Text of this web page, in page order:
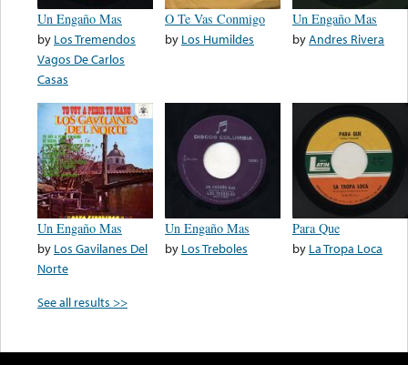
Un Engaño Mas
by Los Tremendos
Vagos De Carlos
Casas
O Te Vas Conmigo
by Los Humildes
Un Engaño Mas
byAndres Rivera
Un Engaño Mas
by Los Gavilanes Del
Norte
Un Engaño Mas
by Los Treboles
Para Que
by La Tropa Loca
See all results >>